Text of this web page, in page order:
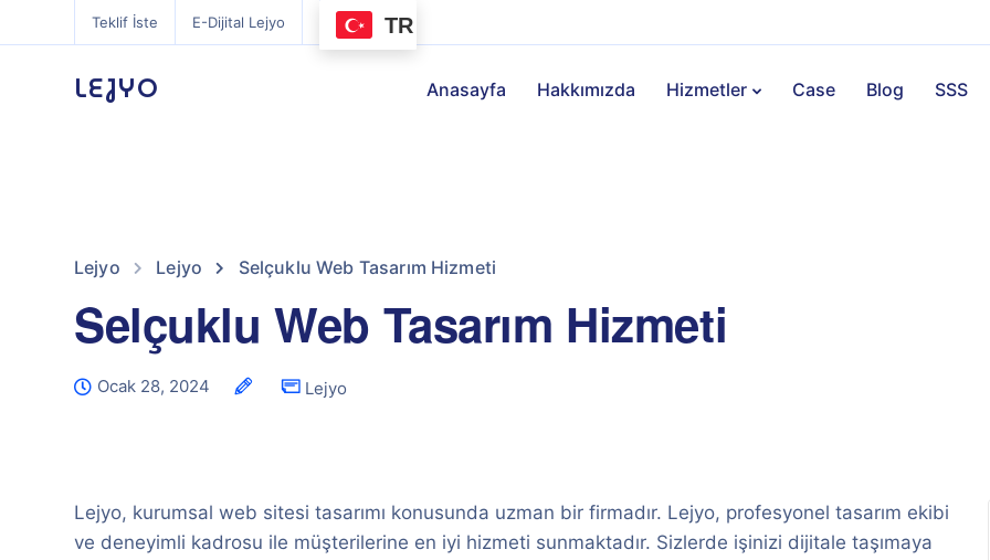
Teklif İste E-Dijital Lejyo TR
LEJYO Anasayfa Hakkımızda Hizmetler Case Blog SSS
Lejyo Lejyo Selçuklu Web Tasarım Hizmeti
Selçuklu Web Tasarım Hizmeti
Ocak 28, 2024 Lejyo
Lejyo, kurumsal web sitesi tasarımı konusunda uzman bir firmadır. Lejyo, profesyonel tasarım ekibi
ve deneyimli kadrosu ile müşterilerine en iyi hizmeti sunmaktadır. Sizlerde işinizi dijitale taşımaya